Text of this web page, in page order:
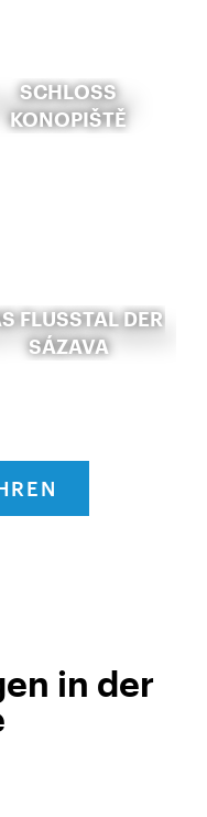
SCHLOSS
KONOPIŠTĚ
FLUSSTAL DER
SÁZAVA
in der